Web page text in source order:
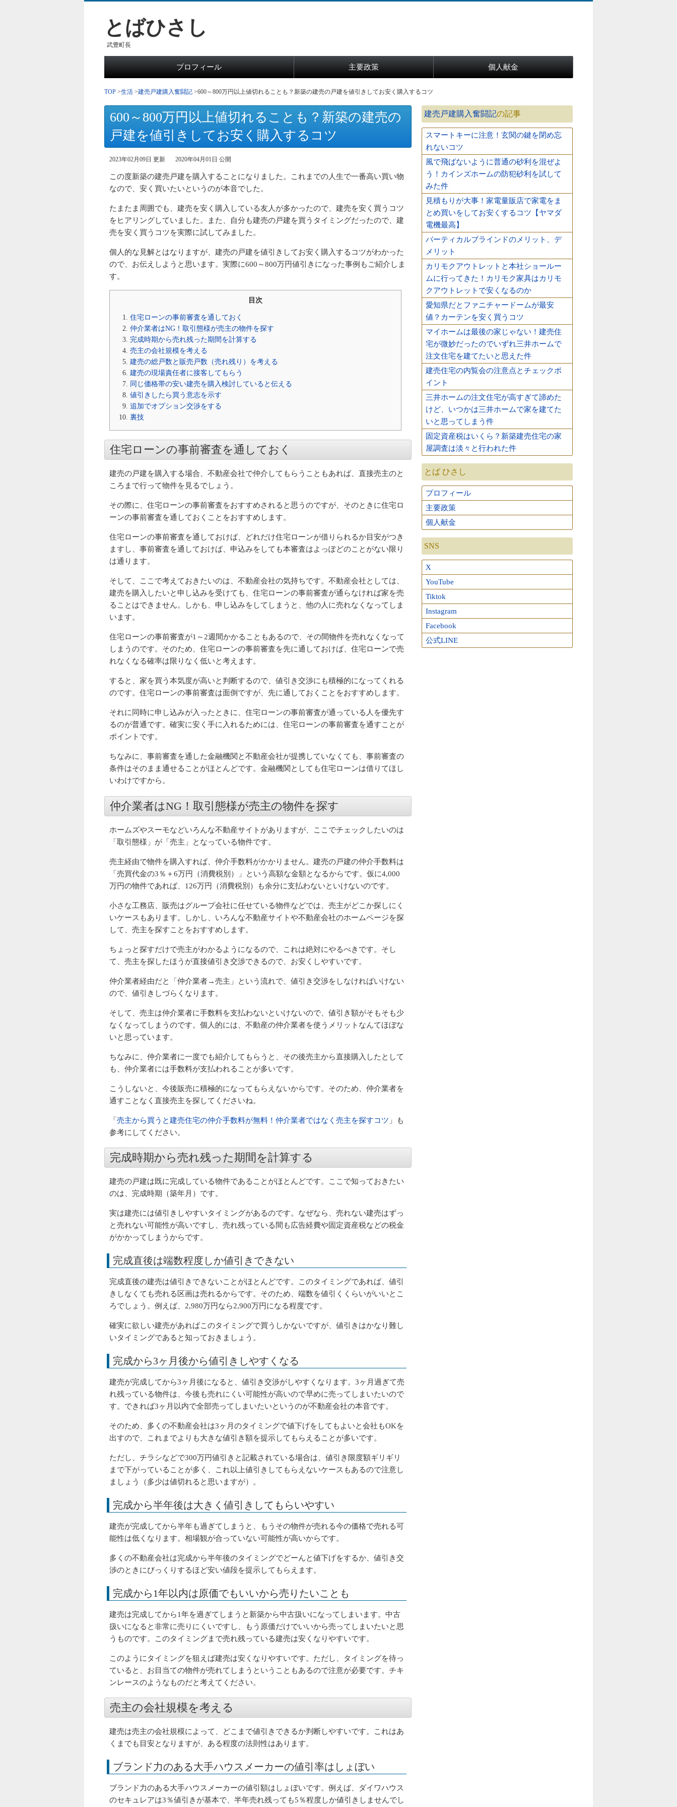
とばひさし
武豊町長
プロフィール 主要政策 個人献金
TOP 生活 建売戸建購入奮闘記 600～800万円以上値切れることも？新築の建売の戸建を値引きしてお安く購入するコツ
600～800万円以上値切れることも？新築の建売の
戸建を値引きしてお安く購入するコツ
2023年02月09日 更新 2020年04月01日 公開
この度新築の建売戸建を購入することになりました。これまでの人生で一番高い買い物
なので、安く買いたいというのが本音でした。
たまたま周囲でも、建売を安く購入している友人が多かったので、建売を安く買うコツ
をヒアリングしていました。また、自分も建売の戸建を買うタイミングだったので、建
売を安く買うコツを実際に試してみました。
個人的な見解とはなりますが、建売の戸建を値引きしてお安く購入するコツがわかった
ので、お伝えしようと思います。実際に600～800万円値引きになった事例もご紹介しま
す。
目次
住宅ローンの事前審査を通しておく
仲介業者はNG！取引態様が売主の物件を探す
完成時期から売れ残った期間を計算する
売主の会社規模を考える
建売の総戸数と販売戸数（売れ残り）を考える
建売の現場責任者に接客してもらう
同じ価格帯の安い建売を購入検討していると伝える
値引きしたら買う意志を示す
追加でオプション交渉をする
裏技
住宅ローンの事前審査を通しておく
建売の戸建を購入する場合、不動産会社で仲介してもらうこともあれば、直接売主のと
ころまで行って物件を見るでしょう。
その際に、住宅ローンの事前審査をおすすめされると思うのですが、そのときに住宅ロ
ーンの事前審査を通しておくことをおすすめします。
住宅ローンの事前審査を通しておけば、どれだけ住宅ローンが借りられるか目安がつき
ますし、事前審査を通しておけば、申込みをしても本審査はよっぽどのことがない限り
は通ります。
そして、ここで考えておきたいのは、不動産会社の気持ちです。不動産会社としては、
建売を購入したいと申し込みを受けても、住宅ローンの事前審査が通らなければ家を売
ることはできません。しかも、申し込みをしてしまうと、他の人に売れなくなってしま
います。
住宅ローンの事前審査が1～2週間かかることもあるので、その間物件を売れなくなって
しまうのです。そのため、住宅ローンの事前審査を先に通しておけば、住宅ローンで売
れなくなる確率は限りなく低いと考えます。
すると、家を買う本気度が高いと判断するので、値引き交渉にも積極的になってくれる
のです。住宅ローンの事前審査は面倒ですが、先に通しておくことをおすすめします。
それに同時に申し込みが入ったときに、住宅ローンの事前審査が通っている人を優先す
るのが普通です。確実に安く手に入れるためには、住宅ローンの事前審査を通すことが
ポイントです。
ちなみに、事前審査を通した金融機関と不動産会社が提携していなくても、事前審査の
条件はそのまま通せることがほとんどです。金融機関としても住宅ローンは借りてほし
いわけですから。
仲介業者はNG！取引態様が売主の物件を探す
ホームズやスーモなどいろんな不動産サイトがありますが、ここでチェックしたいのは
「取引態様」が「売主」となっている物件です。
売主経由で物件を購入すれば、仲介手数料がかかりません。建売の戸建の仲介手数料は
「売買代金の3％＋6万円（消費税別）」という高額な金額となるからです。仮に4,000
万円の物件であれば、126万円（消費税別）も余分に支払わないといけないのです。
小さな工務店、販売はグループ会社に任せている物件などでは、売主がどこか探しにく
いケースもあります。しかし、いろんな不動産サイトや不動産会社のホームページを探
して、売主を探すことをおすすめします。
ちょっと探すだけで売主がわかるようになるので、これは絶対にやるべきです。そし
て、売主を探したほうが直接値引き交渉できるので、お安くしやすいです。
仲介業者経由だと「仲介業者→売主」という流れで、値引き交渉をしなければいけない
ので、値引きしづらくなります。
そして、売主は仲介業者に手数料を支払わないといけないので、値引き額がそもそも少
なくなってしまうのです。個人的には、不動産の仲介業者を使うメリットなんてほぼな
いと思っています。
ちなみに、仲介業者に一度でも紹介してもらうと、その後売主から直接購入したとして
も、仲介業者には手数料が支払われることが多いです。
こうしないと、今後販売に積極的になってもらえないからです。そのため、仲介業者を
通すことなく直接売主を探してくださいね。
「売主から買うと建売住宅の仲介手数料が無料！仲介業者ではなく売主を探すコツ 」も
参考にしてください。
完成時期から売れ残った期間を計算する
建売の戸建は既に完成している物件であることがほとんどです。ここで知っておきたい
のは、完成時期（築年月）です。
実は建売には値引きしやすいタイミングがあるのです。なぜなら、売れない建売はずっ
と売れない可能性が高いですし、売れ残っている間も広告経費や固定資産税などの税金
がかかってしまうからです。
完成直後は端数程度しか値引きできない
完成直後の建売は値引きできないことがほとんどです。このタイミングであれば、値引
きしなくても売れる区画は売れるからです。そのため、端数を値引くくらいがいいとこ
ろでしょう。例えば、2,980万円なら2,900万円になる程度です。
確実に欲しい建売があればこのタイミングで買うしかないですが、値引きはかなり難し
いタイミングであると知っておきましょう。
完成から3ヶ月後から値引きしやすくなる
建売が完成してから3ヶ月後になると、値引き交渉がしやすくなります。3ヶ月過ぎて売
れ残っている物件は、今後も売れにくい可能性が高いので早めに売ってしまいたいので
す。できれば3ヶ月以内で全部売ってしまいたいというのが不動産会社の本音です。
そのため、多くの不動産会社は3ヶ月のタイミングで値下げをしてもよいと会社もOKを
出すので、これまでよりも大きな値引き額を提示してもらえることが多いです。
ただし、チラシなどで300万円値引きと記載されている場合は、値引き限度額ギリギリ
まで下がっていることが多く、これ以上値引きしてもらえないケースもあるので注意し
ましょう（多少は値切れると思いますが）。
完成から半年後は大きく値引きしてもらいやすい
建売が完成してから半年も過ぎてしまうと、もうその物件が売れる今の価格で売れる可
能性は低くなります。相場観が合っていない可能性が高いからです。
多くの不動産会社は完成から半年後のタイミングでどーんと値下げをするか、値引き交
渉のときにびっくりするほど安い値段を提示してもらえます。
完成から1年以内は原価でもいいから売りたいことも
建売は完成してから1年を過ぎてしまうと新築から中古扱いになってしまいます。中古
扱いになると非常に売りにくいですし、もう原価だけでいいから売ってしまいたいと思
うものです。このタイミングまで売れ残っている建売は安くなりやすいです。
このようにタイミングを狙えば建売は安くなりやすいです。ただし、タイミングを待っ
ていると、お目当ての物件が売れてしまうということもあるので注意が必要です。チキ
ンレースのようなものだと考えてください。
売主の会社規模を考える
建売は売主の会社規模によって、どこまで値引きできるか判断しやすいです。これはあ
くまでも目安となりますが、ある程度の法則性はあります。
ブランド力のある大手ハウスメーカーの値引率はしょぼい
ブランド力のある大手ハウスメーカーの値引額はしょぼいです。例えば、ダイワハウス
のセキュレアは3％値引きが基本で、半年売れ残っても5％程度しか値引きしませんでし
建売戸建購入奮闘記の記事
スマートキーに注意！玄関の鍵を閉め忘
れないコツ
風で飛ばないように普通の砂利を混ぜよ
う！カインズホームの防犯砂利を試して
みた件
見積もりが大事！家電量販店で家電をま
とめ買いをしてお安くするコツ【ヤマダ
電機最高】
バーティカルブラインドのメリット、デ
メリット
カリモクアウトレットと本社ショールー
ムに行ってきた！カリモク家具はカリモ
クアウトレットで安くなるのか
愛知県だとファニチャードームが最安
値？カーテンを安く買うコツ
マイホームは最後の家じゃない！建売住
宅が微妙だったのでいずれ三井ホームで
注文住宅を建てたいと思えた件
建売住宅の内覧会の注意点とチェックポ
イント
三井ホームの注文住宅が高すぎて諦めた
けど、いつかは三井ホームで家を建てた
いと思ってしまう件
固定資産税はいくら？新築建売住宅の家
屋調査は淡々と行われた件
とば ひさし
プロフィール
主要政策
個人献金
SNS
X
YouTube
Tiktok
Instagram
Facebook
公式LINE